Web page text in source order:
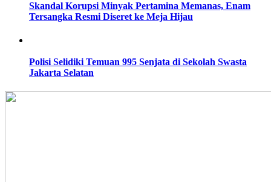
Skandal Korupsi Minyak Pertamina Memanas, Enam
Tersangka Resmi Diseret ke Meja Hijau
Polisi Selidiki Temuan 995 Senjata di Sekolah Swasta
Jakarta Selatan